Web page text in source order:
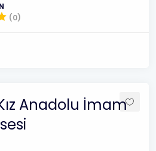
(0)
Anadolu İmam